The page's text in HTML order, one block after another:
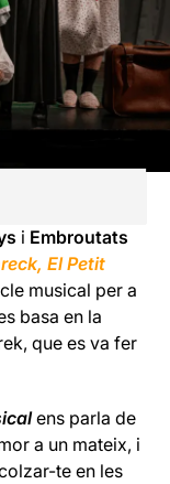
i Embroutats
El Petit
musical per a
basa en la
que es va fer
ens parla de
a un mateix, i
te en les